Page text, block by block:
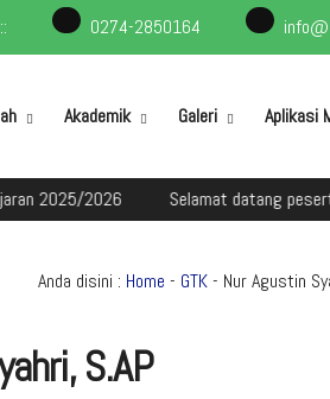
:: 0274-2850164
Akademik Galeri Aplikasi
Selamat datang peserta didik
Anda disini : Home - GTK- Nur Agustin
S.AP